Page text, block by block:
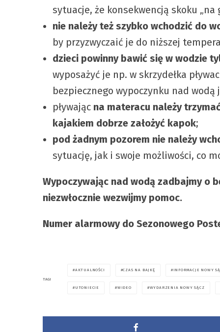
sytuacje, że konsekwencją skoku „na
nie należy też szybko wchodzić do
by przyzwyczaić je do niższej
dzieci powinny bawić się w wodzie
wyposażyć je np. w skrzydełka
bezpiecznego wypoczynku nad wodą
pływając na materacu należy
kajakiem dobrze założyć kapok;
pod żadnym pozorem nie należy
sytuację, jak i swoje możliwości, co
Wypoczywając nad wodą zadbajmy o
niezwłocznie wezwijmy pomoc.
Numer alarmowy do Sezonowego
TAGI
AKTUALNOŚCI CZAS NA BAJKĘ INFORMACJE NOWY
UTONIECIE WIDEO WYDARZENIA NOWY SĄCZ